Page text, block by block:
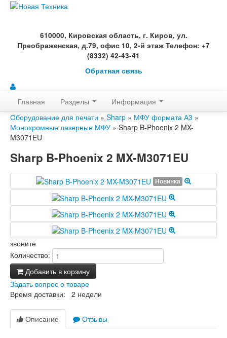
610000, Кировская область, г. Киров, ул.
Преображенская, д.79, офис 10, 2-й этаж Телефон: +7
(8332) 42-43-41
Обратная связь
Главная Разделы
Информация
Оборудование для печати » Sharp » МФУ формата А3 »
Монохромные лазерные МФУ » Sharp B-Phoenix 2 MX-
M3071EU
Sharp B-Phoenix 2 MX-M3071EU
Новинка
звоните
Количество:
Добавить в корзину
Задать вопрос о товаре
Время доставки: 2 недели
Описание Отзывы